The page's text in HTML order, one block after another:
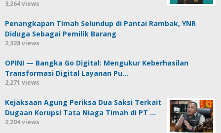
3,264 views
Penangkapan Timah Selundup di Pantai Rambak, YNR
Diduga Sebagai Pemilik Barang
2,328 views
OPINI — Bangka Go Digital: Mengukur Keberhasilan
Transformasi Digital Layanan Pu…
2,271 views
Kejaksaan Agung Periksa Dua Saksi Terkait
Dugaan Korupsi Tata Niaga Timah di PT …
2,204 views